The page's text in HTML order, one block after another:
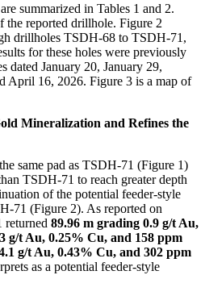
summarized in Tables 1 and 2.
the reported drillhole. Figure 2
drillholes TSDH-68 to TSDH-71,
for these holes were previously
dated January 20, January 29,
April 16, 2026. Figure 3 is a map of
Mineralization and Refines the
same pad as TSDH-71 (Figure 1)
TSDH-71 to reach greater depth
of the potential feeder-style
71 (Figure 2). As reported on
returned 89.96 m grading 0.9 g/t Au,
g/t Au, 0.25% Cu, and 158 ppm
g/t Au, 0.43% Cu, and 302 ppm
as a potential feeder-style